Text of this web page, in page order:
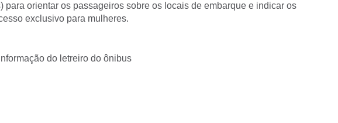
para orientar os passageiros sobre os locais de embarque e indicar os
exclusivo para mulheres.
do letreiro do ônibus